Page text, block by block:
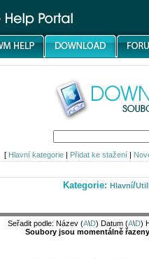
[ Hlavní kategorie| Přidat ke stažení|
Kategorie: Hlavní/
Seřadit podle: Název (A\D) Datum (A\D)
Soubory jsou momentálně